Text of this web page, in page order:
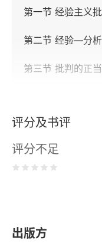
第一节 经验主义批
第二节 经验—分
第三节 批判的正
第五节 两项策略和
第三章 讨论记录
第一节 自然科学
评分及书评
评分不足
出版方